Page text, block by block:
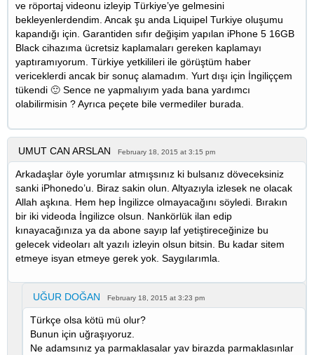
ve röportaj videonu izleyip Türkiye’ye gelmesini
bekleyenlerdendim. Ancak şu anda Liquipel Turkiye oluşumu
kapandığı için. Garantiden sıfır değişim yapılan iPhone 5 16GB
Black cihazıma ücretsiz kaplamaları gereken kaplamayı
yaptıramıyorum. Türkiye yetkilileri ile görüştüm haber
vericeklerdi ancak bir sonuç alamadım. Yurt dışı için İngiliççem
tükendi 🙂 Sence ne yapmalıyım yada bana yardımcı
olabilirmisin ? Ayrıca peçete bile vermediler burada.
UMUT CAN ARSLAN February 18, 2015 at 3:15 pm
Arkadaşlar öyle yorumlar atmışsınız ki bulsanız döveceksiniz
sanki iPhonedo’u. Biraz sakin olun. Altyazıyla izlesek ne olacak
Allah aşkına. Hem hep İngilizce olmayacağını söyledi. Bırakın
bir iki videoda İngilizce olsun. Nankörlük ilan edip
kınayacağınıza ya da abone sayıp laf yetiştireceğinize bu
gelecek videoları alt yazılı izleyin olsun bitsin. Bu kadar sitem
etmeye isyan etmeye gerek yok. Saygılarımla.
UĞUR DOĞAN February 18, 2015 at 3:23 pm
Türkçe olsa kötü mü olur?
Bunun için uğraşıyoruz.
Ne adamsınız ya parmaklasalar yav birazda parmaklasınlar